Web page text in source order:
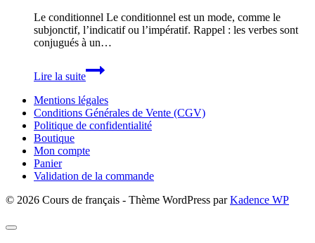
Le conditionnel Le conditionnel est un mode, comme le
subjonctif, l’indicatif ou l’impératif. Rappel : les verbes sont
conjugués à un…
Lire la suite
Savoir
conjuguer
conditionnel
Mentions légales
Conditions Générales de Vente (CGV)
Politique de confidentialité
Boutique
Mon compte
Panier
Validation de la commande
© 2026 Cours de français - Thème WordPress parKadence WP